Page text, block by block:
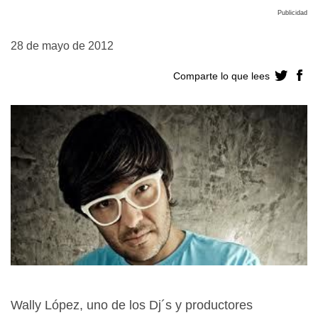
Publicidad
28 de mayo de 2012
Comparte lo que lees
Wally López, uno de los Dj´s y productores